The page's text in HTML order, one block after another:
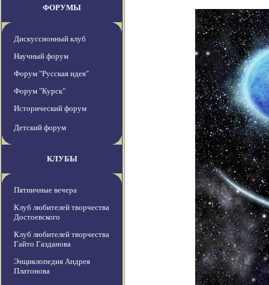
ФОРУМЫ
Дискуссионный клуб
Научный форум
Форум "Русская идея"
Форум "Курск"
Исторический форум
Детский форум
КЛУБЫ
Пятничные вечера
Клуб любителей творчества
Достоевского
Клуб любителей творчества
Гайто Газданова
Энциклопедия Андрея
Платонова